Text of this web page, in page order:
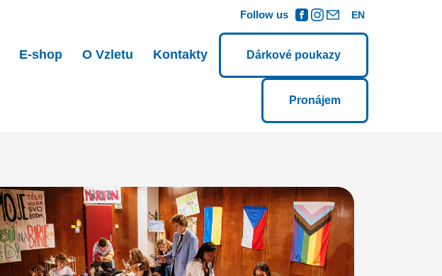
Follow us EN
E-shop O Vzletu Kontakty Dárkové poukazy
Pronájem